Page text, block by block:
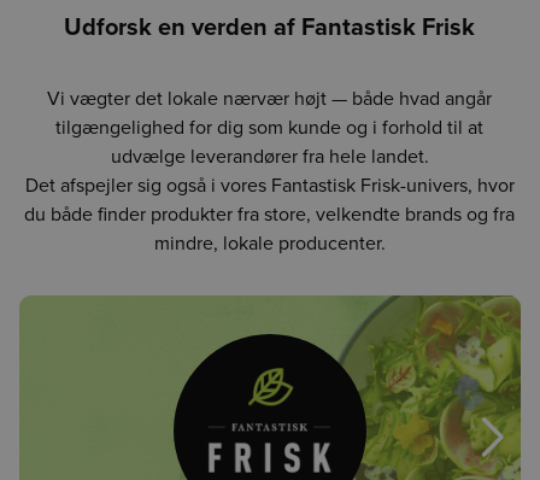
Udforsk en verden af Fantastisk Frisk
Vi vægter det lokale nærvær højt — både hvad angår
tilgængelighed for dig som kunde og i forhold til at
udvælge leverandører fra hele landet.
Det afspejler sig også i vores Fantastisk Frisk-univers, hvor
du både finder produkter fra store, velkendte brands og fra
mindre, lokale producenter.